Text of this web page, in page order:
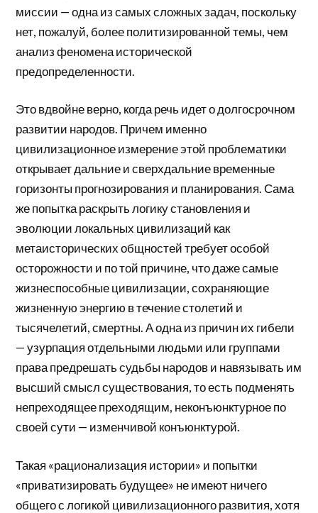
миссии — одна из самых сложных задач, поскольку
нет, пожалуй, более политизированной темы, чем
анализ феномена исторической
предопределенности.
Это вдвойне верно, когда речь идет о долгосрочном
развитии народов. Причем именно
цивилизационное измерение этой проблематики
открывает дальние и сверхдальние временные
горизонты прогнозирования и планирования. Сама
же попытка раскрыть логику становления и
эволюции локальных цивилизаций как
метаисторических общностей требует особой
осторожности и по той причине, что даже самые
жизнеспособные цивилизации, сохраняющие
жизненную энергию в течение столетий и
тысячелетий, смертны. А одна из причин их гибели
— узурпация отдельными людьми или группами
права предрешать судьбы народов и навязывать им
высший смысл существования, то есть подменять
непреходящее преходящим, неконъюнктурное по
своей сути — изменчивой конъюнктурой.
Такая «рационализация истории» и попытки
«приватизировать будущее» не имеют ничего
общего с логикой цивилизационного развития, хотя